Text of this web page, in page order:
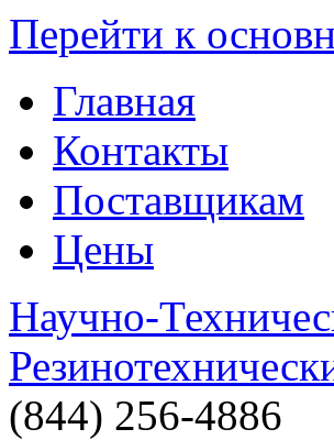
Перейти к
Главная
Контакты
Поставщикам
Цены
Научно-
(844) 256-4886